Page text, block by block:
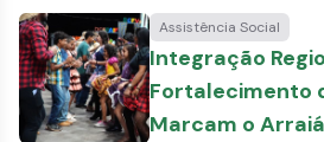
Assistência Social
Integração
Fortalecimento
Marcam o